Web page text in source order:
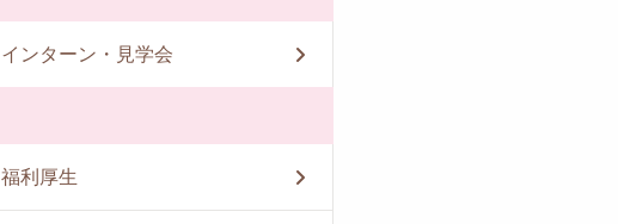
インターン・見学会
福利厚生